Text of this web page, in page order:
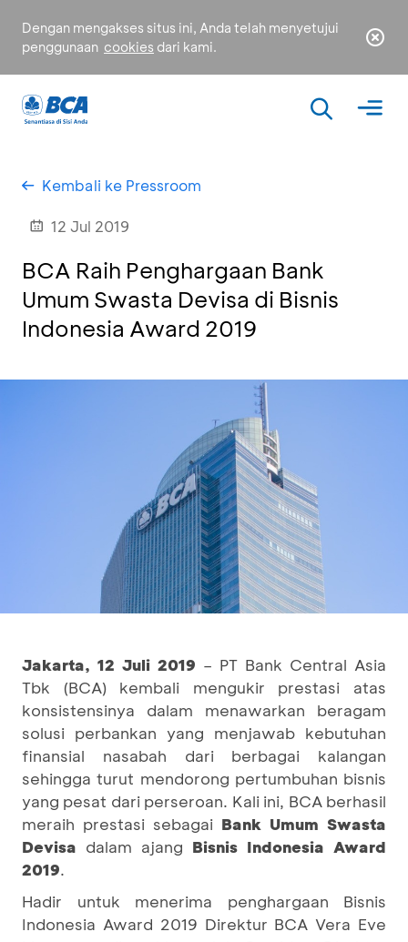
Dengan mengakses situs ini, Anda telah menyetujui
penggunaan cookies dari kami.
Kembali ke Pressroom
12 Jul 2019
BCA Raih Penghargaan Bank
Umum Swasta Devisa di Bisnis
Indonesia Award 2019
Jakarta, 12 Juli 2019 – PT Bank Central Asia
Tbk (BCA) kembali mengukir prestasi atas
konsistensinya dalam menawarkan beragam
solusi perbankan yang menjawab kebutuhan
finansial nasabah dari berbagai kalangan
sehingga turut mendorong pertumbuhan bisnis
yang pesat dari perseroan. Kali ini, BCA berhasil
meraih prestasi sebagai Bank Umum Swasta
Devisa dalam ajang Bisnis Indonesia Award
2019.
Hadir untuk menerima penghargaan Bisnis
Indonesia Award 2019 Direktur BCA Vera Eve